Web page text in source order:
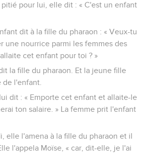
pour lui, elle dit : « C'est un enfant
dit à la fille du pharaon : « Veux-tu
une nourrice parmi les femmes des
cet enfant pour toi ? »
la fille du pharaon. Et la jeune fille
de l'enfant.
dit : « Emporte cet enfant et allaite-le
ton salaire. » La femme prit l'enfant
elle l'amena à la fille du pharaon et il
l'appela Moïse, « car, dit-elle, je l'ai